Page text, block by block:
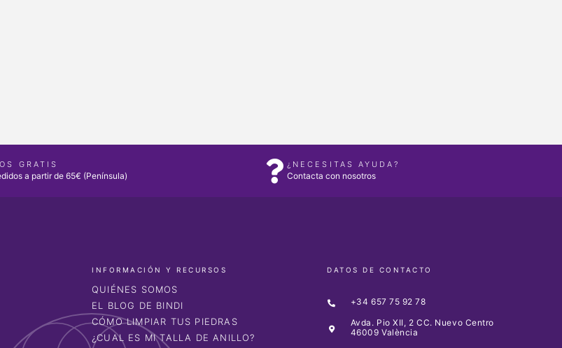
GRATIS
a partir de 65€ (Península)
¿NECESITAS AYUDA?
Contacta con nosotros
INFORMACIÓN Y RECURSOS
QUIÉNES SOMOS
EL BLOG DE BINDI
CÓMO LIMPIAR TUS PIEDRAS
¿CUAL ES MI TALLA DE ANILLO?
DATOS DE CONTACTO
+34 657 75 92 78
Avda. Pio XII, 2 CC. Nuevo Centro
46009 València